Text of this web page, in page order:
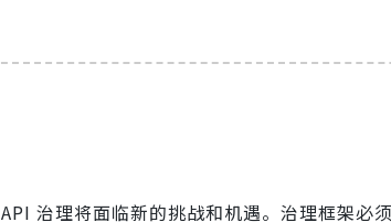
治理将面临新的挑战和机遇。治理框架必